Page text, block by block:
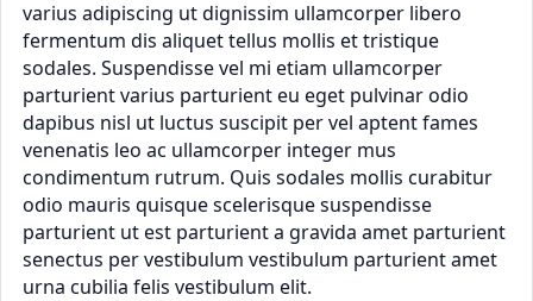
varius adipiscing ut dignissim ullamcorper libero
fermentum dis aliquet tellus mollis et tristique
sodales. Suspendisse vel mi etiam ullamcorper
parturient varius parturient eu eget pulvinar odio
dapibus nisl ut luctus suscipit per vel aptent fames
venenatis leo ac ullamcorper integer mus
condimentum rutrum. Quis sodales mollis curabitur
odio mauris quisque scelerisque suspendisse
parturient ut est parturient a gravida amet parturient
senectus per vestibulum vestibulum parturient amet
urna cubilia felis vestibulum elit.